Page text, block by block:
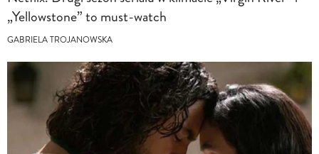
„Yellowstone” to must-watch
GABRIELA TROJANOWSKA